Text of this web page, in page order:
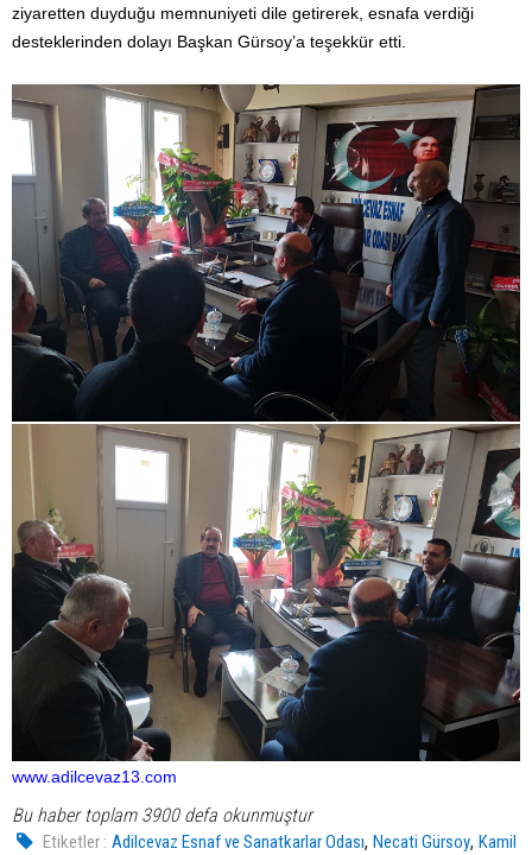
ziyaretten duyduğu memnuniyeti dile getirerek, esnafa verdiği
desteklerinden dolayı Başkan Gürsoy’a teşekkür etti.
www.adilcevaz13.com
Bu haber toplam 3900 defa okunmuştur
Etiketler : Adilcevaz Esnaf ve Sanatkarlar Odası,Necati Gürsoy,Kamil